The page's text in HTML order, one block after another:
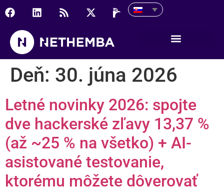
Deň: 30. júna 2026
Letné novinky 2026: spojte
dve hackerské zľavy 13,37 %
(až ~25 % na všetko) + AI-
asistované testovanie,
ktorému môžete dôverovať